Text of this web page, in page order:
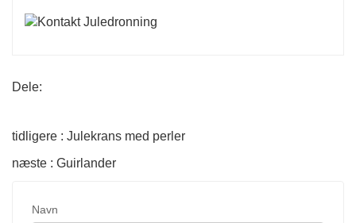
Dele:
tidligere : Julekrans med perler
næste : Guirlander
Navn